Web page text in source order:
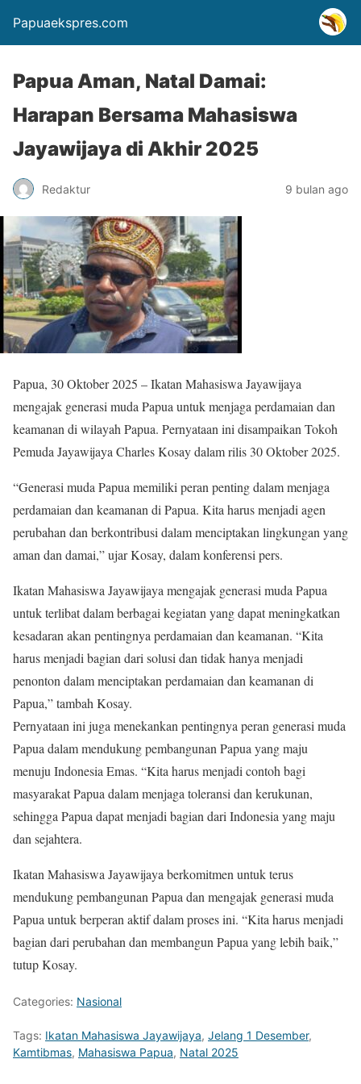
Papuaekspres.com
Papua Aman, Natal Damai:
Harapan Bersama Mahasiswa
Jayawijaya di Akhir 2025
Redaktur 9 bulan ago
Papua, 30 Oktober 2025 – Ikatan Mahasiswa Jayawijaya
mengajak generasi muda Papua untuk menjaga perdamaian dan
keamanan di wilayah Papua. Pernyataan ini disampaikan Tokoh
Pemuda Jayawijaya Charles Kosay dalam rilis 30 Oktober 2025.
“Generasi muda Papua memiliki peran penting dalam menjaga
perdamaian dan keamanan di Papua. Kita harus menjadi agen
perubahan dan berkontribusi dalam menciptakan lingkungan yang
aman dan damai,” ujar Kosay, dalam konferensi pers.
Ikatan Mahasiswa Jayawijaya mengajak generasi muda Papua
untuk terlibat dalam berbagai kegiatan yang dapat meningkatkan
kesadaran akan pentingnya perdamaian dan keamanan. “Kita
harus menjadi bagian dari solusi dan tidak hanya menjadi
penonton dalam menciptakan perdamaian dan keamanan di
Papua,” tambah Kosay.
Pernyataan ini juga menekankan pentingnya peran generasi muda
Papua dalam mendukung pembangunan Papua yang maju
menuju Indonesia Emas. “Kita harus menjadi contoh bagi
masyarakat Papua dalam menjaga toleransi dan kerukunan,
sehingga Papua dapat menjadi bagian dari Indonesia yang maju
dan sejahtera.
Ikatan Mahasiswa Jayawijaya berkomitmen untuk terus
mendukung pembangunan Papua dan mengajak generasi muda
Papua untuk berperan aktif dalam proses ini. “Kita harus menjadi
bagian dari perubahan dan membangun Papua yang lebih baik,”
tutup Kosay.
Categories: Nasional
Tags: Ikatan Mahasiswa Jayawijaya, Jelang 1 Desember,
Kamtibmas, Mahasiswa Papua, Natal 2025